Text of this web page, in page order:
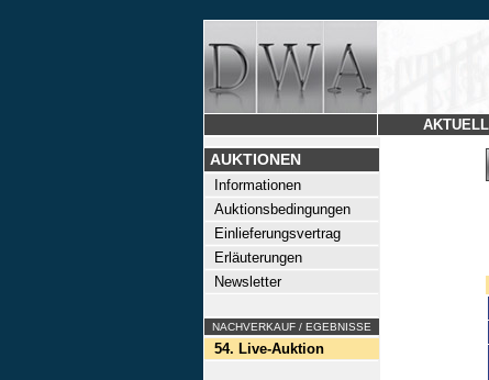
AUKTIONEN
Informationen
Auktionsbedingungen
Einlieferungsvertrag
Erläuterungen
Newsletter
NACHVERKAUF / EGEBNISSE
54. Live-Auktion